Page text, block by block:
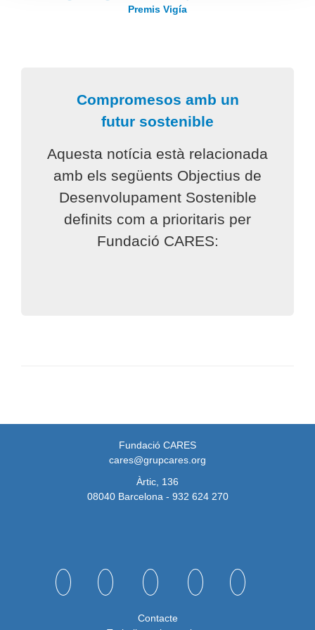
Premis Vigía
Compromesos amb un
futur sostenible
Aquesta notícia està relacionada
amb els següents Objectius de
Desenvolupament Sostenible
definits com a prioritaris per
Fundació CARES:
Fundació CARES
cares@grupcares.org
Àrtic, 136
08040 Barcelona - 932 624 270
Contacte